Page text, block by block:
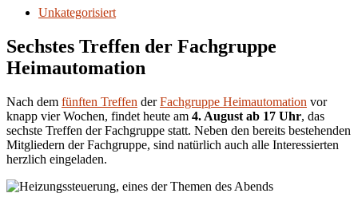
Unkategorisiert
Sechstes Treffen der Fachgruppe
Heimautomation
Nach dem fünften Treffen derFachgruppe Heimautomation vor
knapp vier Wochen, findet heute am 4. August ab 17 Uhr, das
sechste Treffen der Fachgruppe statt. Neben den bereits bestehenden
Mitgliedern der Fachgruppe, sind natürlich auch alle Interessierten
herzlich eingeladen.